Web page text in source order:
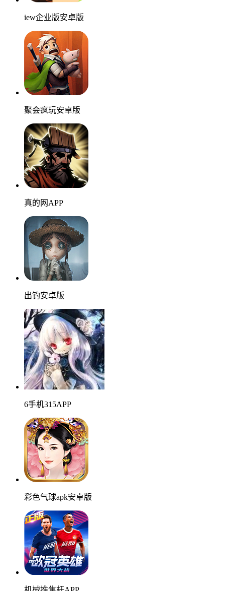
iew企业版安卓版
聚会疯玩安卓版
真的网APP
出钓安卓版
6手机315APP
彩色气球apk安卓版